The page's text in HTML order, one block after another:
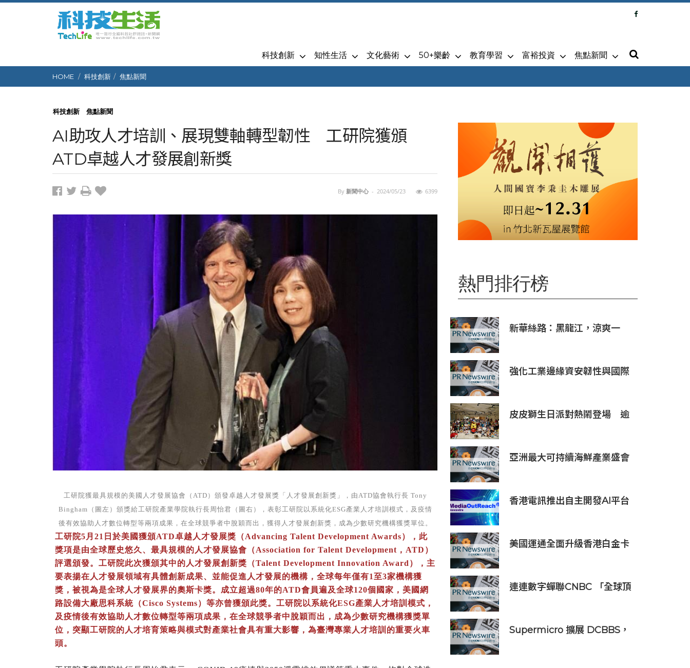
科技創新 知性生活 文化藝術 50+樂齡 教育學習 富裕投資 焦點新聞
HOME 科技創新 焦點新聞
科技創新 焦點新聞
AI助攻人才培訓、展現雙軸轉型韌性 工研院獲頒
ATD卓越人才發展創新獎
By 新聞中心 - 2024/05/23 6399
工研院獲最具規模的美國人才發展協會（ATD）頒發卓越人才發展獎「人才發展創新獎」，由ATD協會執行長 Tony
Bingham（圖左）頒獎給工研院產業學院執行長周怡君（圖右），表彰工研院以系統化ESG產業人才培訓模式，及疫情
後有效協助人才數位轉型等兩項成果，在全球競爭者中脫穎而出，獲得人才發展創新獎，成為少數研究機構獲獎單位。
工研院5月21日於美國獲頒ATD卓越人才發展獎（Advancing Talent Development Awards），此
獎項是由全球歷史悠久、最具規模的人才發展協會（Association for Talent Development，ATD）
評選頒發。工研院此次獲頒其中的人才發展創新獎（Talent Development Innovation Award），主
要表揚在人才發展領域有具體創新成果、並能促進人才發展的機構，全球每年僅有1至3家機構獲
獎，被視為是全球人才發展界的奧斯卡獎。成立超過80年的ATD會員遍及全球120個國家，美國網
路設備大廠思科系統（Cisco Systems）等亦曾獲頒此獎。工研院以系統化ESG產業人才培訓模式，
及疫情後有效協助人才數位轉型等兩項成果，在全球競爭者中脫穎而出，成為少數研究機構獲獎單
位，突顯工研院的人才培育策略與模式對產業社會具有重大影響，為臺灣專業人才培訓的重要火車
頭。
熱門排行榜
新華絲路：黑龍江，涼爽一
強化工業邊緣資安韌性與國際
62443-4-2 Security Level 2
工控網路安全證書
皮皮獅生日派對熱鬧登場 逾
亞洲最大可持續海鮮產業盛會
益相關方將親臨現場
香港電訊推出自主開發AI平台
AI」
美國運通全面升級香港白金卡
連連數字蟬聯CNBC 「全球頂
Supermicro 擴展 DCBBS，